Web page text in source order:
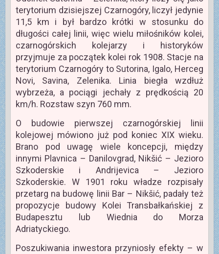
terytorium dzisiejszej Czarnogóry, liczył jedynie
11,5 km i był bardzo krótki w stosunku do
długości całej linii, więc wielu miłośników kolei,
czarnogórskich kolejarzy i historyków
przyjmuje za początek kolei rok 1908. Stacje na
terytorium Czarnogóry to Sutorina, Igalo, Herceg
Novi, Savina, Zelenika. Linia biegła wzdłuż
wybrzeża, a pociągi jechały z prędkością 20
km/h. Rozstaw szyn 760 mm.
O budowie pierwszej czarnogórskiej linii
kolejowej mówiono już pod koniec XIX wieku.
Brano pod uwagę wiele koncepcji, między
innymi Plavnica – Danilovgrad, Nikšić – Jezioro
Szkoderskie i Andrijevica – Jezioro
Szkoderskie. W 1901 roku władze rozpisały
przetarg na budowę linii Bar – Nikšić, padały też
propozycje budowy Kolei Transbałkańskiej z
Budapesztu lub Wiednia do Morza
Adriatyckiego.
Poszukiwania inwestora przyniosły efekty – w